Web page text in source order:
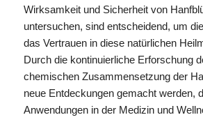
Wirksamkeit und Sicherheit von
untersuchen, sind entscheidend, um
das Vertrauen in diese natürlichen
Durch die kontinuierliche Erforschung
chemischen Zusammensetzung der
neue Entdeckungen gemacht werden,
Anwendungen in der Medizin und